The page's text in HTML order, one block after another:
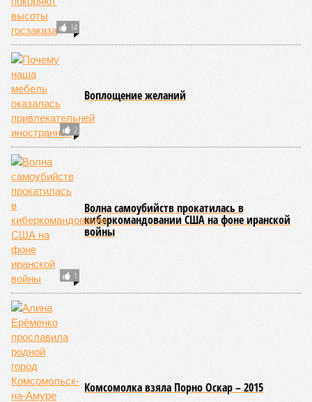
Упоминают эксперты и жару вкупе с засухой и
следующими отсюда лесными пожарами. Тут в группе
риска запад США, юг Европы, Австралия, Ближний Восток,
а также некоторые районы Бразилии и Африки к югу от
Сахары. Леса начинают гореть всё чаще и чаще,
достаточно посмотреть общемировую статистику; сотни
тысяч людей остаются без крова, десятки тысяч – гибнут.
Но проблема не только в этом. Проблема ещё и в том, что
огонь уничтожает лесную экосистему, сельское хозяйство
и кропотливо созданную человеком инфраструктуру.
Учитывая то, что пожары начинают становиться чуть ли не
ежегодной реальностью на фоне глобального потепления,
год за годом их будет всё больше, и здесь уже среди
прочего в большой опасности Европа. Небывалая жара,
зафиксированная в этом и прошлом годах в Италии и во
Франции, тому лучшее подтверждение.
Есть в перечне A-Z Animals и экзотика, впрочем, не менее
смертоносная. Это, в частности, «лимнические
извержения», о которых мало кто слышал. Речь идёт о
явлениях, когда большое количество углекислого газа
внезапно вырывается из глубин озёр, образуя невидимое
удушающее газовое облако, которое безжалостно убивает
людей и животных. Катастрофа на озере Ньос в Камеруне
в 1986 году остаётся одним из наиболее чудовищных
примеров: более 1700 человек и тысячи голов скота
погибли из-за внезапного выброса CO₂, накрывшего
близлежащие деревни.